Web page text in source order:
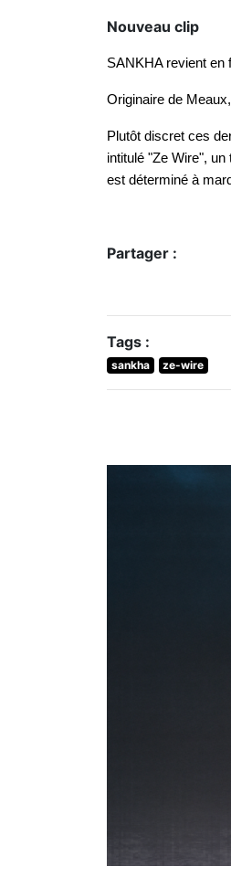
Nouveau clip
SANKHA revient en
Originaire de
Plutôt discret ces
intitulé "Ze Wire",
est déterminé à
Partager :
Tags :
sankha ze-wire